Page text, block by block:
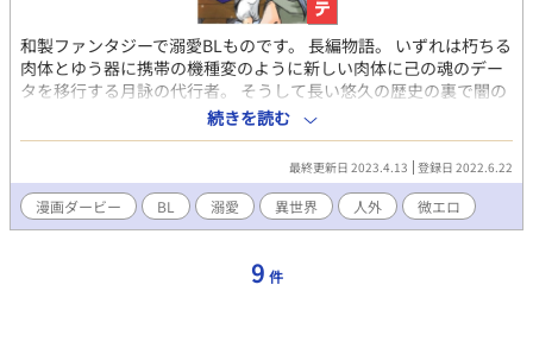
和製ファンタジーで溺愛BLものです。 長編物語。 いずれは朽ちる
肉体とゆう器に携帯の機種変のように新しい肉体に己の魂のデー
タを移行する月詠の代行者。 そうして長い悠久の歴史の裏で闇の
世界を守ってきた承平天慶だったが、魂の牢獄として不遇な魂を
抱え込み鬱屈な日々が続く中、銀の狼の一族、颯太を拾う。 細々
と生き繋ぐ銀の狼を探していた天慶は、それまでの女遊びもや
め、代行者のお仕事もそこそこ、嵐山の庵で颯太にご執心だった
が・・・。 己のウチに潜む有義親王。 我が子などできるはずもな
いと思っていたのにできてしまった望月丸とゆう己の分け身。 積
続きを読む
最終更新日 2023.4.13 登録日 2022.6.22
漫画ダービー BL 溺愛 異世界 人外 微エロ
9 件